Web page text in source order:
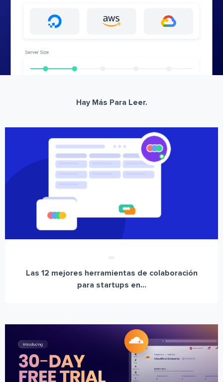
Hay Más Para Leer.
Las 12 mejores herramientas de colaboración
para startups en...